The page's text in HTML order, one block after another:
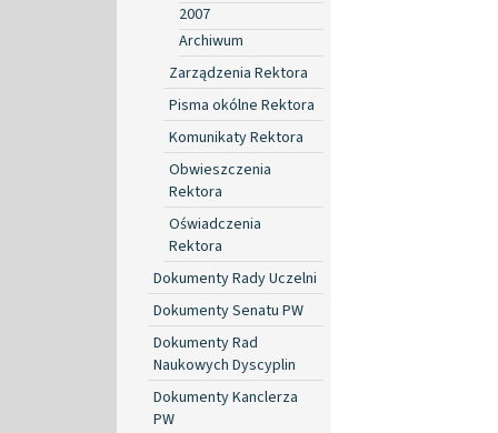
2007
Archiwum
Zarządzenia Rektora
Pisma okólne Rektora
Komunikaty Rektora
Obwieszczenia
Rektora
Oświadczenia
Rektora
Dokumenty Rady Uczelni
Dokumenty Senatu PW
Dokumenty Rad
Naukowych Dyscyplin
Dokumenty Kanclerza
PW